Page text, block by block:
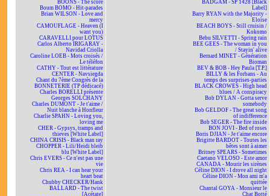
BOONS - The score
Boum BOMO - Hit-parades
Brian WILSON - Love and
mercy
CAMOUFLAGE - Heaven (I
want you)
CARAVELLI pour LOTUS
Carlos Alberto IRIGARAY -
Navidad Criolla
Caroline LOEB - Mots croisés /
Le téléfon
CATHY - Tout est littérature
CENTER - Navsiegda
Chant du 7ème Congrès de la
BONNETERIE (TP dédicacé)
Charles BORELLI présente
Georges SOLCHANY
Charles DUMONT - Je t'aime /
Nuit blanche à Honfleur
Charlie SPAHN - Loving you,
loving me
CHER - Gypsys, tramps and
thieves [White Label]
CHINA CRISIS - Black man ray
CHOPPER - Lili/Heidi bleib
blu [White Label]
Chris EVERS - Ce n'est pas une
vie
Chris REA - I can hear your
heart beat
Chubby CHECKER/Hank
BALLARD - The twist
[Acétate]
BADGAM - SP 1428 [Black
Label]
Barry RYAN with the Majority -
Eloïse
BEACH BOYS - Still cruisin /
Kokomo
Bebu SILVETTI - Spring rain
BEE GEES - The woman in you
/ Stayin' alive
Bernard MINET - Génération
Bioman
BEV & BOB - Hey Paula [T.P.]
BILLY & les Forbans - Au
temps des surprises-parties
BLACK CROWES - High head
blues / A conspiracy
Bob DYLAN - Gotta serve
somebody
Bob GELDOF - The great song
of indifference
Bob SEGER - The fire inside
BON JOVI - Bed of roses
Boris DJIAN - Je t'aime encore
Brigitte BARDOT - Toutes les
bêtes sont à aimer
Britney SPEARS - Sometimes
Caetano VELOSO - Este amor
CANADA - Mourir les sirènes
Céline DION - I drove all night
Céline DION - Mon ami m'a
quittée
Chantal GOYA - Monsieur le
Chat Botté